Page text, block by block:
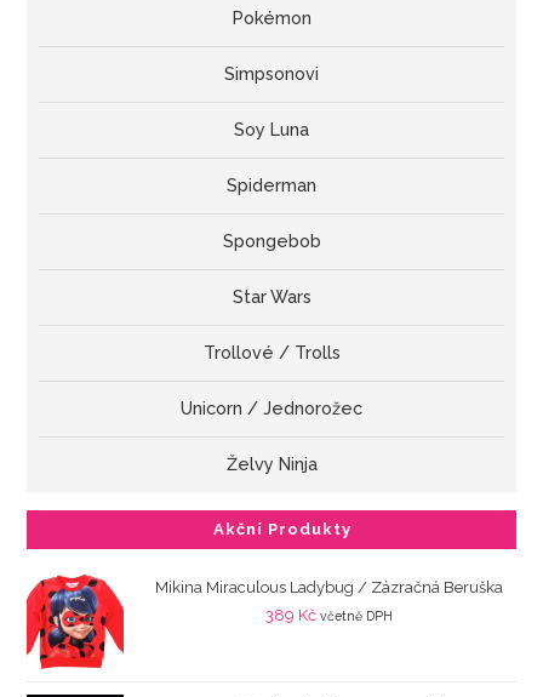
Pokémon
Simpsonovi
Soy Luna
Spiderman
Spongebob
Star Wars
Trollové / Trolls
Unicorn / Jednorožec
Želvy Ninja
Akční Produkty
Mikina Miraculous Ladybug / Zázračná Beruška
389 Kč včetně DPH